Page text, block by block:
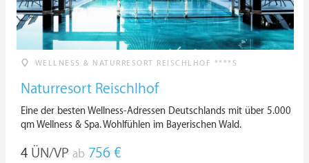
WELLNESS & NATURRESORT REISCHLHOF ****S
Naturresort Reischlhof
Eine der besten Wellness-Adressen Deutschlands mit über 5.000
qm Wellness & Spa. Wohlfühlen im Bayerischen Wald.
4 ÜN/VP ab 756 €